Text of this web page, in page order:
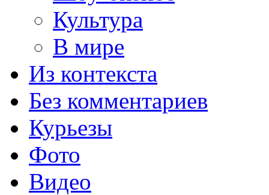
Культура
В мире
Из контекста
Без комментариев
Курьезы
Фото
Видео